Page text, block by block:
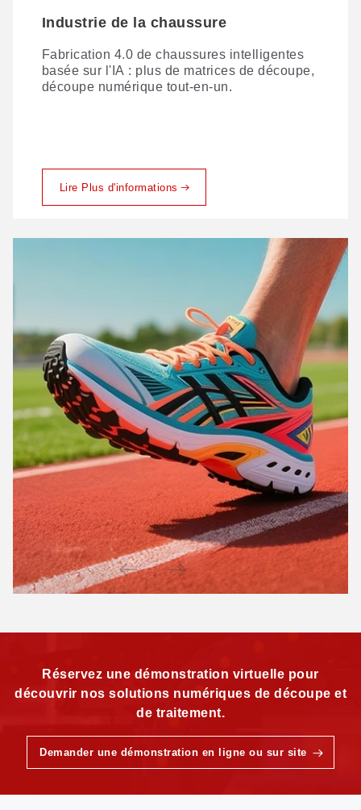
Industrie de la chaussure
Fabrication 4.0 de chaussures intelligentes
basée sur l'IA : plus de matrices de découpe,
découpe numérique tout-en-un.
Lire Plus d'informations
Réservez une démonstration virtuelle pour
découvrir nos solutions numériques de découpe et
de traitement.
Demander une démonstration en ligne ou sur site